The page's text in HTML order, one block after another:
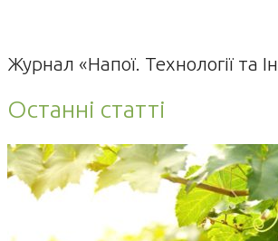
Журнал «Напої. Технології та
Останні статті